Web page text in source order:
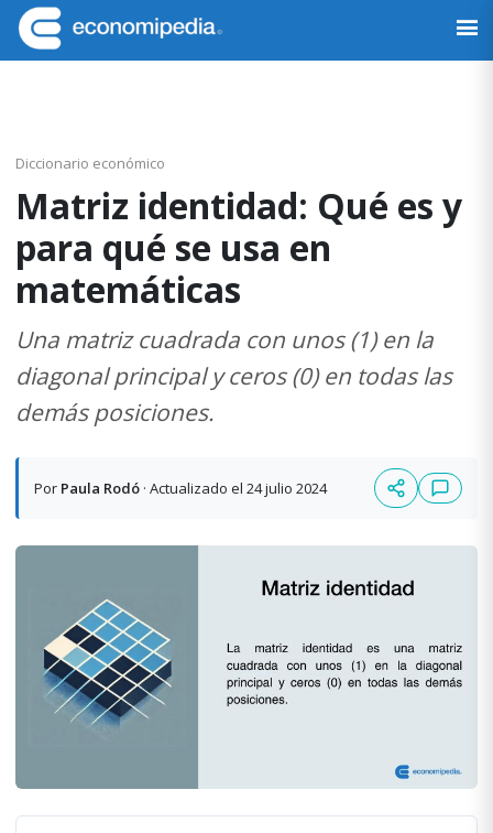
Saltar
a
la
Saltar
al
contenido
Saltar
a
la
Saltar
al
pie
Economipedia
Haciendo
Diccionario económico
Matriz identidad: Qué es y
para qué se usa en
matemáticas
Una matriz cuadrada con unos (1) en la
diagonal principal y ceros (0) en todas las
demás posiciones.
Por Paula Rodó· Actualizado el 24 julio 2024